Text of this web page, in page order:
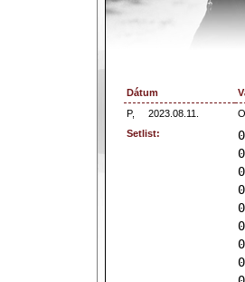
Dátum
P,
2023.08.11.
Setlist: